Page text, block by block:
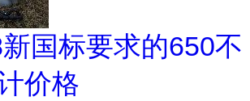
国标要求的650不
价格